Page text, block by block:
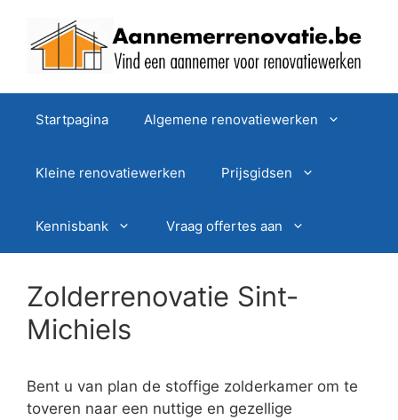
Startpagina Algemene renovatiewerken
Kleine renovatiewerken Prijsgidsen
Kennisbank Vraag offertes aan
Zolderrenovatie Sint-
Michiels
Bent u van plan de stoffige zolderkamer om te
toveren naar een nuttige en gezellige